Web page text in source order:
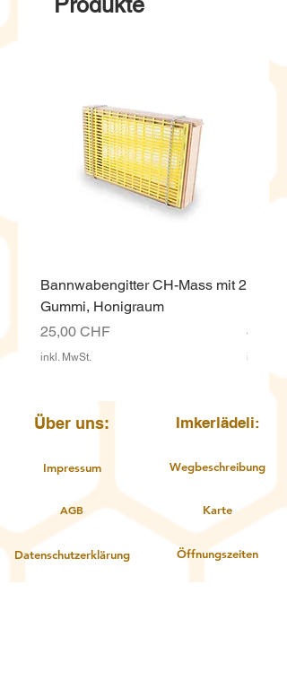
Bannwabengitter CH-Mass mit 2
Gummi, Honigraum
Preis
25,00 CHF
inkl. MwSt.
Preis
4,00
inkl.
Über uns: Imkerlädeli:
Impressum
AGB
Datenschutzerklärung
Wegbeschreibung
Karte
Öffnungszeiten